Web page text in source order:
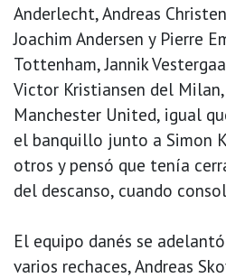
Anderlecht, Andreas
Joachim Andersen y Pierre
Tottenham, Jannik
Victor Kristiansen del
Manchester United, igual
el banquillo junto a Simon
otros y pensó que tenía
del descanso, cuando
El equipo danés se
varios rechaces, Andreas